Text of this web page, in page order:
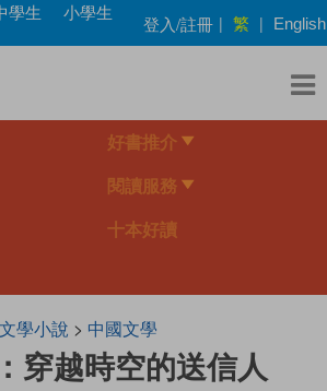
學生
小學生
登入/註冊 | 繁 | English
好書推介
閱讀服務
十本好讀
文學小說 > 中國文學
穿越時空的送信人